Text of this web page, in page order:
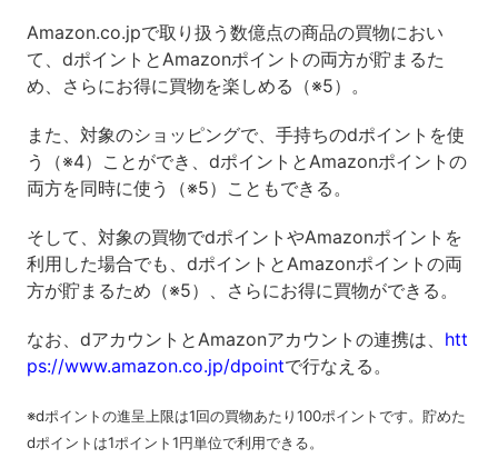
Amazon.co.jpで取り扱う数億点の商品の買物におい
て、dポイントとAmazonポイントの両方が貯まるた
め、さらにお得に買物を楽しめる（※5）。
また、対象のショッピングで、手持ちのdポイントを使
う（※4）ことができ、dポイントとAmazonポイントの
両方を同時に使う（※5）こともできる。
そして、対象の買物でdポイントやAmazonポイントを
利用した場合でも、dポイントとAmazonポイントの両
方が貯まるため（※5）、さらにお得に買物ができる。
なお、dアカウントとAmazonアカウントの連携は、 htt
ps://www.amazon.co.jp/dpointで行なえる。
※dポイントの進呈上限は1回の買物あたり100ポイントです。貯めた
dポイントは1ポイント1円単位で利用できる。